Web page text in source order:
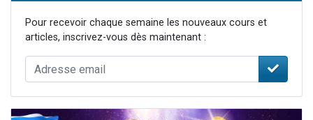
Pour recevoir chaque semaine les nouveaux cours et
articles, inscrivez-vous dès maintenant :